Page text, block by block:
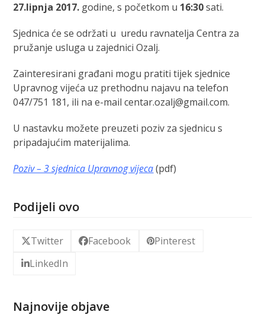
27.lipnja 2017. godine, s početkom u 16:30sati.
Sjednica će se održati u uredu ravnatelja Centra za
pružanje usluga u zajednici Ozalj.
Zainteresirani građani mogu pratiti tijek sjednice
Upravnog vijeća uz prethodnu najavu na telefon
047/751 181, ili na e-mail centar.ozalj@gmail.com.
U nastavku možete preuzeti poziv za sjednicu s
pripadajućim materijalima.
Poziv – 3 sjednica Upravnog vijeca(pdf)
Podijeli ovo
Twitter Facebook
Pinterest
LinkedIn
Najnovije objave